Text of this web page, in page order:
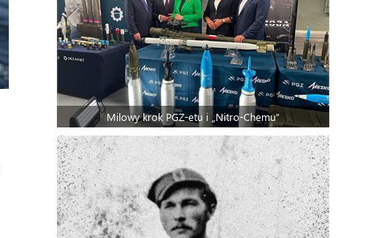
Milowy krok PGZ-etu i „Nitro-Chemu”